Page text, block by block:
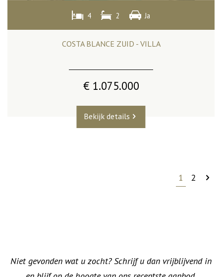
4 2 Ja
COSTA BLANCE ZUID - VILLA
€ 1.075.000
Bekijk details
1 2
Niet gevonden wat u zocht? Schrijf u dan vrijblijvend in